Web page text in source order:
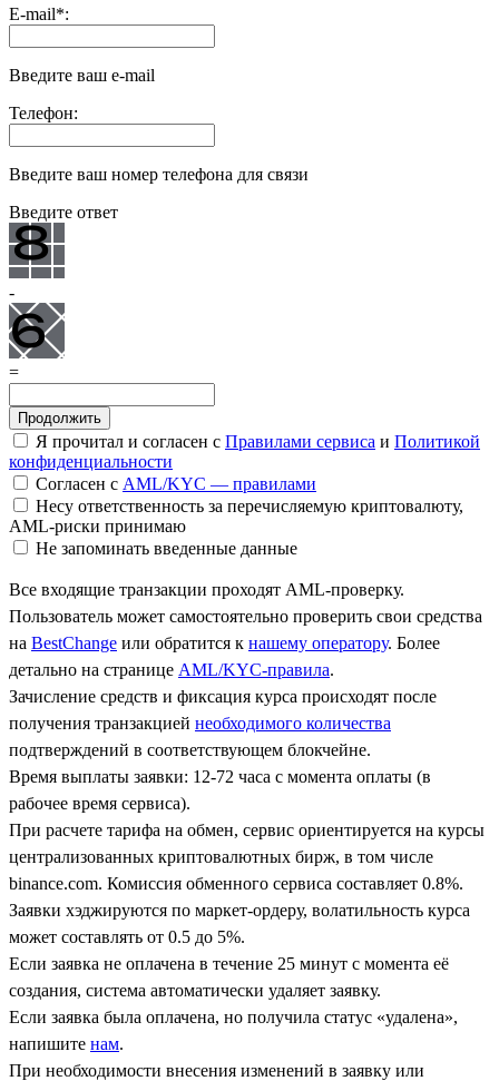
E-mail*:
Введите ваш e-mail
Телефон:
Введите ваш номер телефона для связи
Введите ответ
-
=
Я прочитал и согласен с Правилами сервиса и Политикой
конфиденциальности
Согласен с AML/KYC — правилами
Несу ответственность за перечисляемую криптовалюту,
AML-риски принимаю
Не запоминать введенные данные
Все входящие транзакции проходят AML-проверку.
Пользователь может самостоятельно проверить свои средства
на BestChange или обратится к нашему оператору. Более
детально на странице AML/KYC-правила.
Зачисление средств и фиксация курса происходят после
получения транзакцией необходимого количества
подтверждений в соответствующем блокчейне.
Время выплаты заявки: 12-72 часа с момента оплаты (в
рабочее время сервиса).
При расчете тарифа на обмен, сервис ориентируется на курсы
централизованных криптовалютных бирж, в том числе
binance.com. Комиссия обменного сервиса составляет 0.8%.
Заявки хэджируются по маркет-ордеру, волатильность курса
может составлять от 0.5 до 5%.
Если заявка не оплачена в течение 25 минут с момента её
создания, система автоматически удаляет заявку.
Если заявка была оплачена, но получила статус «удалена»,
напишите нам.
При необходимости внесения изменений в заявку или